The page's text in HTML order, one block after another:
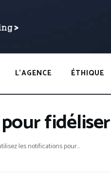
L’AGENCE ÉTHIQUE
les notifications pour...